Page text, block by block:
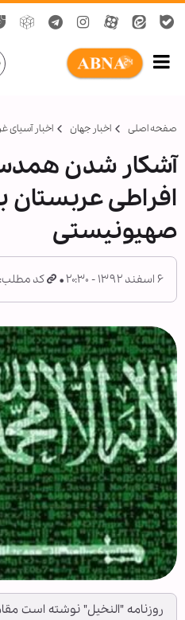
صفحه اصلی اخبار جهان اخبار آسیای
آشکار شدن
افراطی عربستان
صهیونیستی
۶ اسفند ۱۳۹۲ - ۲۰:۳۰ کد مطلب:
روزنامه "النخیل" نوشته است